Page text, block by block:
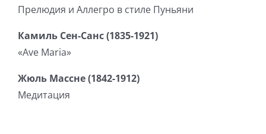
Прелюдия и Аллегро в стиле Пуньяни
Камиль Сен-Санс (1835-1921)
«Ave Maria»
Жюль Массне (1842-1912)
Медитация